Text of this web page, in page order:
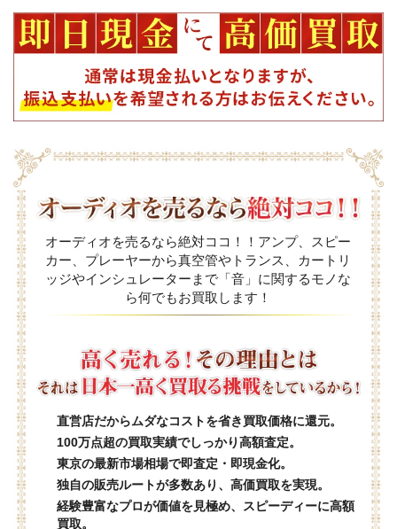
オーディオを売るなら絶対ココ！！アンプ、スピー
カー、プレーヤーから真空管やトランス、カートリ
ッジやインシュレーターまで「音」に関するモノな
ら何でもお買取します！
直営店だからムダなコストを省き買取価格に還元。
100万点超の買取実績でしっかり高額査定。
東京の最新市場相場で即査定・即現金化。
独自の販売ルートが多数あり、高価買取を実現。
経験豊富なプロが価値を見極め、スピーディーに高額
買取。